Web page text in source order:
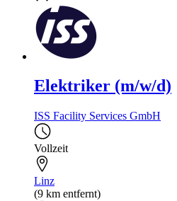
Elektriker (m/w/d)
ISS Facility Services GmbH
Vollzeit
Linz
(9 km entfernt)